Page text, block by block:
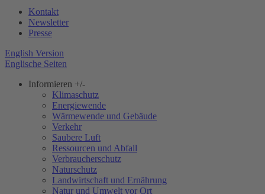
Kontakt
Newsletter
Presse
English Version
Englische Seiten
Informieren +/-
Klimaschutz
Energiewende
Wärmewende und Gebäude
Verkehr
Saubere Luft
Ressourcen und Abfall
Verbraucherschutz
Naturschutz
Landwirtschaft und Ernährung
Natur und Umwelt vor Ort